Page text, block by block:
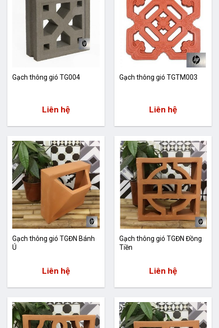
Gạch thông gió TG004
Liên hệ
Gạch thông gió TGTM003
Liên hệ
Gạch thông gió TGĐN Bánh
Ú
Liên hệ
Gạch thông gió TGĐN Đồng
Tiền
Liên hệ